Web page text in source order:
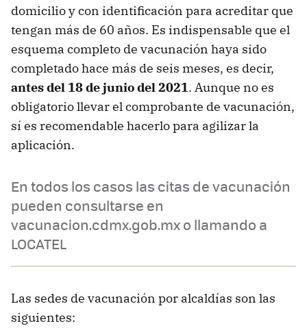
domicilio y con identificación para acreditar que
tengan más de 60 años. Es indispensable que el
esquema completo de vacunación haya sido
completado hace más de seis meses, es decir,
antes del 18 de junio del 2021. Aunque no es
obligatorio llevar el comprobante de vacunación,
sí es recomendable hacerlo para agilizar la
aplicación.
En todos los casos las citas de vacunación
pueden consultarse en
vacunacion.cdmx.gob.mx o llamando a
LOCATEL
Las sedes de vacunación por alcaldías son las
siguientes: